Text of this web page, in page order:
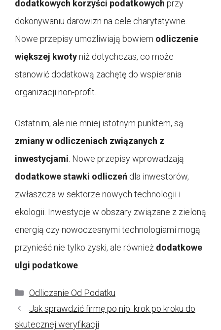
dodatkowych korzyści podatkowych przy
dokonywaniu darowizn na cele charytatywne.
Nowe przepisy umożliwiają bowiem odliczenie
większej kwotyniż dotychczas, co może
stanowić dodatkową zachętę do wspierania
organizacji non-profit.
Ostatnim, ale nie mniej istotnym punktem, są
zmiany w odliczeniach związanych z
inwestycjami. Nowe przepisy wprowadzają
dodatkowe stawki odliczeń dla inwestorów,
zwłaszcza w sektorze nowych technologii i
ekologii. Inwestycje w obszary związane z zieloną
energią czy nowoczesnymi technologiami mogą
przynieść nie tylko zyski, ale również dodatkowe
ulgi podatkowe.
Kategorie
Odliczanie Od Podatku
Jak sprawdzić firmę po nip: krok po kroku do
skutecznej weryfikacji